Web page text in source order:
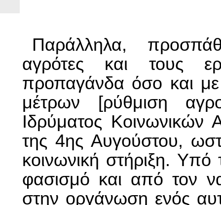
Παράλληλα,
αγρότες και τους
προπαγάνδα όσο και
μέτρων [ρύθμιση
Ιδρύματος
της 4ης Αυγούστου,
κοινωνική στήριξη.
φασισμό και από τον
στην οργάνωση ενός